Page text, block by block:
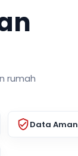
rumah
Data Aman